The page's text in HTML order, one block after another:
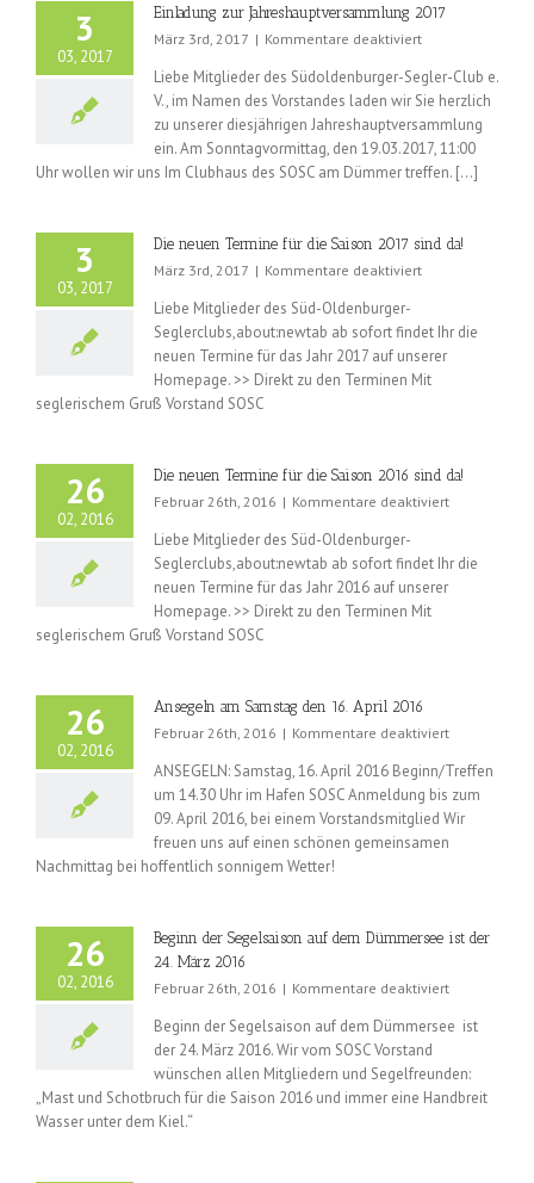
3
03, 2017
Einladung zur Jahreshauptversammlung 2017
März 3rd, 2017 | Kommentare deaktiviertfür
zur
2017
Liebe Mitglieder des Südoldenburger-Segler-Club e.
V., im Namen des Vorstandes laden wir Sie herzlich
zu unserer diesjährigen Jahreshauptversammlung
ein. Am Sonntagvormittag, den 19.03.2017, 11:00
Uhr wollen wir uns Im Clubhaus des SOSC am Dümmer treffen. [...]
3
03, 2017
Die neuen Termine für die Saison 2017 sind da!
März 3rd, 2017 | Kommentare deaktiviertfür
Termine
für
die
Liebe Mitglieder des Süd-Oldenburger-
Seglerclubs,about:newtab ab sofort findet Ihr die
neuen Termine für das Jahr 2017 auf unserer
Homepage. >> Direkt zu den Terminen Mit
seglerischem Gruß Vorstand SOSC
26
02, 2016
Die neuen Termine für die Saison 2016 sind da!
Februar 26th, 2016 | Kommentare deaktiviertfür
Termine
Liebe Mitglieder des Süd-Oldenburger-
Seglerclubs,about:newtab ab sofort findet Ihr die
neuen Termine für das Jahr 2016 auf unserer
Homepage. >> Direkt zu den Terminen Mit
seglerischem Gruß Vorstand SOSC
26
02, 2016
Ansegeln am Samstag den 16. April 2016
Februar 26th, 2016 | Kommentare deaktiviertfür
am
Samstag
den
ANSEGELN: Samstag, 16. April 2016 Beginn/Treffen
um 14.30 Uhr im Hafen SOSC Anmeldung bis zum
09. April 2016, bei einem Vorstandsmitglied Wir
freuen uns auf einen schönen gemeinsamen
Nachmittag bei hoffentlich sonnigem Wetter!
26
02, 2016
Beginn der Segelsaison auf dem Dümmersee ist der
24. März 2016
Februar 26th, 2016 | Kommentare deaktiviertfür
der
auf
dem
Beginn der Segelsaison auf dem Dümmersee ist
der 24. März 2016. Wir vom SOSC Vorstand
wünschen allen Mitgliedern und Segelfreunden:
„Mast und Schotbruch für die Saison 2016 und immer eine Handbreit
Wasser unter dem Kiel.“